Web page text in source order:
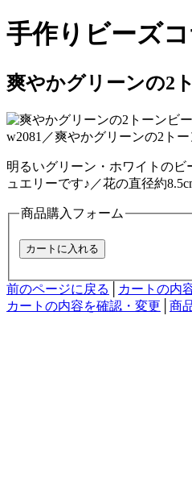
手作りビーズ
爽やかグリーンの2
w2081 ／爽やかグリーンの2ト
明るいグリーン・ホワイトの
ュエリーです♪／花の直径約
商品購入フォーム
前のページに戻る
カートの内
カートの内容を確認・変更
商